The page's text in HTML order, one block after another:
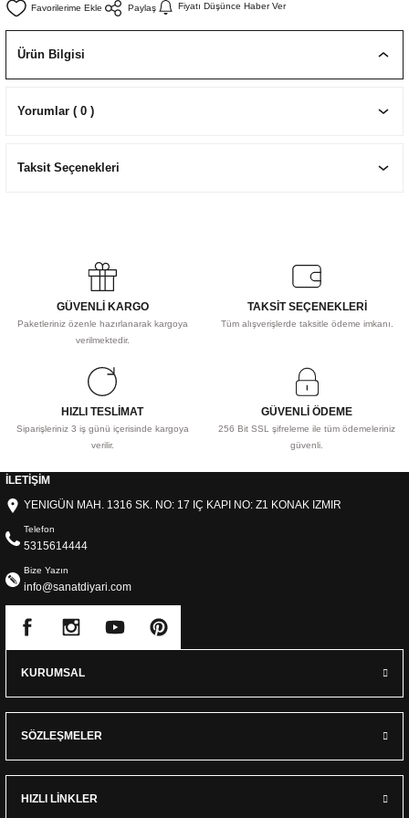
ÇİZİM SETLERİ
Paylaş Fiyatı Düşünce Haber Ver
Ürün Bilgisi
Yorumlar ( 0 )
Taksit Seçenekleri
GÜVENLİ KARGO
Paketleriniz özenle hazırlanarak kargoya
verilmektedir.
TAKSİT SEÇENEKLERİ
Tüm alışverişlerde taksitle ödeme imkanı.
HIZLI TESLİMAT
Siparişleriniz 3 iş günü içerisinde kargoya
verilir.
GÜVENLİ ÖDEME
256 Bit SSL şifreleme ile tüm ödemeleriniz
güvenli.
İLETİŞİM
YENIGÜN MAH. 1316 SK. NO: 17 IÇ KAPI NO: Z1 KONAK IZMIR
Telefon
5315614444
Bize Yazın
info@sanatdiyari.com
KURUMSAL
SÖZLEŞMELER
HIZLI LİNKLER